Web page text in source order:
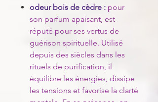
odeur bois de cèdre : pour
son parfum apaisant, est
réputé pour ses vertus de
guérison spirituelle. Utilisé
depuis des siècles dans les
rituels de purification, il
équilibre les énergies, dissipe
les tensions et favorise la clarté